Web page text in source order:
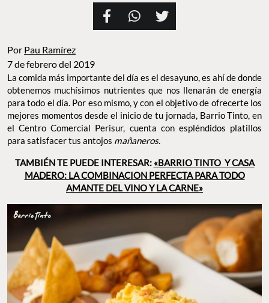
Por Pau Ramírez
7 de febrero del 2019
La comida más importante del día es el desayuno, es ahí de donde
obtenemos muchísimos nutrientes que nos llenarán de energía
para todo el día. Por eso mismo, y con el objetivo de ofrecerte los
mejores momentos desde el inicio de tu jornada, Barrio Tinto, en
el Centro Comercial Perisur, cuenta con espléndidos platillos
para satisfacer tus antojos mañaneros.
TAMBIÉN TE PUEDE INTERESAR: «BARRIO TINTO Y CASA
MADERO: LA COMBINACION PERFECTA PARA TODO
AMANTE DEL VINO Y LA CARNE»